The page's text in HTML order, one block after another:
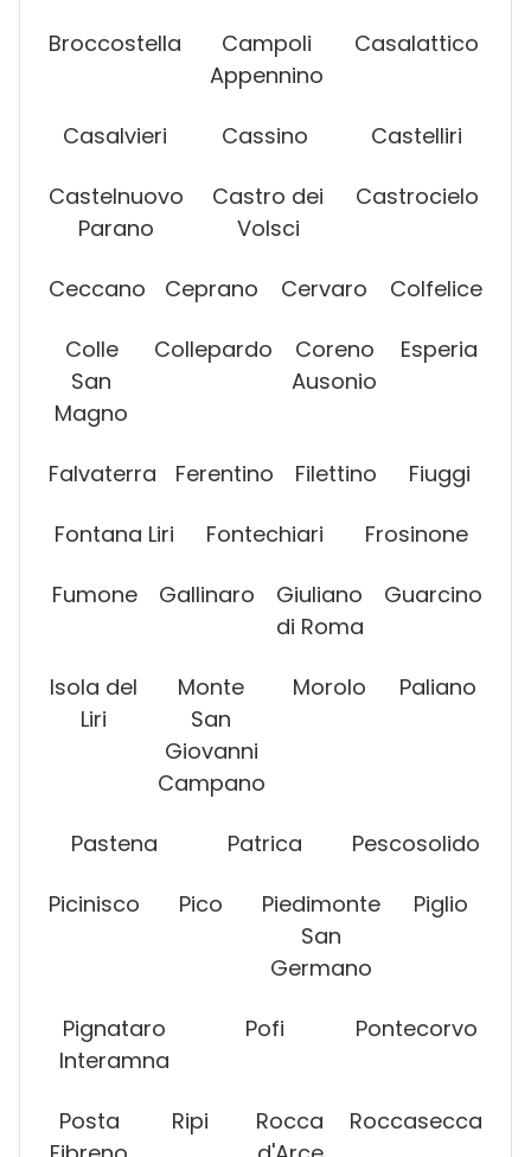
Broccostella
Campoli
Appennino
Casalattico
Casalvieri Cassino Castelliri
Castelnuovo
Parano
Castro dei
Volsci
Castrocielo
Ceccano Ceprano Cervaro Colfelice
Colle
San
Magno
Collepardo
Coreno
Ausonio
Esperia
Falvaterra Ferentino Filettino Fiuggi
Fontana Liri Fontechiari Frosinone
Fumone Gallinaro
Giuliano
di Roma
Guarcino
Isola del
Liri
Monte
San
Giovanni
Campano
Morolo Paliano
Pastena Patrica Pescosolido
Picinisco Pico
Piedimonte
San
Germano
Piglio
Pignataro
Interamna
Pofi Pontecorvo
Posta
Ripi
Rocca
Roccasecca